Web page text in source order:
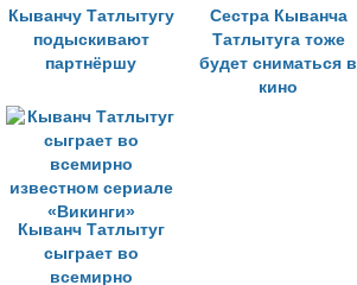
Кыванчу Татлытугу
подыскивают
партнёршу
Сестра Кыванча
Татлытуга тоже
будет сниматься в
кино
Кыванч Татлытуг
сыграет во
всемирно